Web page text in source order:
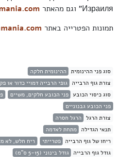
Израиля" וגם מהאתר
תמונות הפטרייה באתר
סוג פני ההינומית ההינומית חלקה
צורת גוף הרבייה גופי הרבייה דמויי כדור או
סוג כיסוי הכובע פני הכובע חלקים, משיים
פני הכובע גבנוניים
צורת הרגל הרגל חסרה
תנאי הגדילה מתחת לאדמה
ריחו של גוף הרבייה פטרייתי
ריח חלש, לא
גודל גוף הרבייה גודל בינוני (5-15 ס"מ)